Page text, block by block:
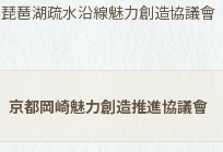
琵琶湖疏水沿線魅力創造協議會
京都岡崎魅力創造推進協議會